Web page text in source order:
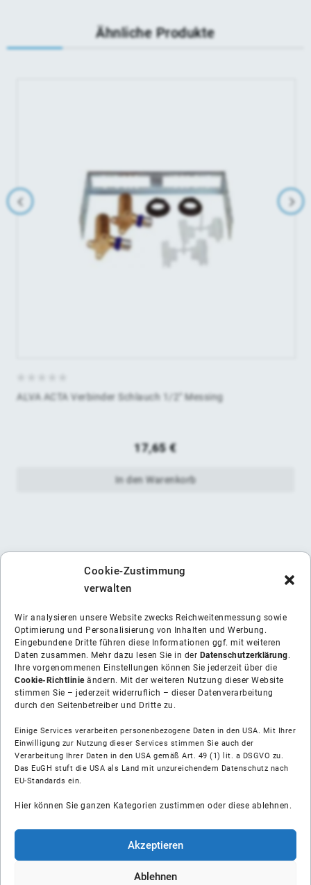
Cookie-Zustimmung
verwalten
Wir analysieren unsere Website zwecks Reichweitenmessung sowie
Optimierung und Personalisierung von Inhalten und Werbung.
Eingebundene Dritte führen diese Informationen ggf. mit weiteren
Daten zusammen. Mehr dazu lesen Sie in der Datenschutzerklärung.
Ihre vorgenommenen Einstellungen können Sie jederzeit über die
Cookie-Richtlinieändern. Mit der weiteren Nutzung dieser Website
stimmen Sie – jederzeit widerruflich – dieser Datenverarbeitung
durch den Seitenbetreiber und Dritte zu.
Einige Services verarbeiten personenbezogene Daten in den USA. Mit Ihrer
Einwilligung zur Nutzung dieser Services stimmen Sie auch der
Verarbeitung Ihrer Daten in den USA gemäß Art. 49 (1) lit. a DSGVO zu.
Das EuGH stuft die USA als Land mit unzureichendem Datenschutz nach
EU-Standards ein.
Hier können Sie ganzen Kategorien zustimmen oder diese ablehnen.
Akzeptieren
Ablehnen
Ähnliche Produkte
ALVA ACTA Verbinder Schlauch 1/2" Messing
17,65€
In den Warenkorb
Über uns
Soziale Medien